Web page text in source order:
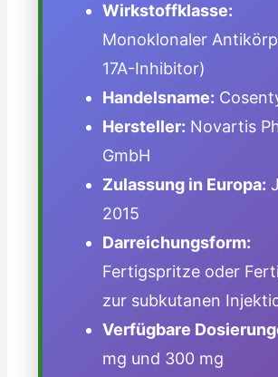
Wirkstoffklasse:
Monoklonaler
17A-Inhibitor)
Handelsname:
Hersteller: Novartis
GmbH
Zulassung in Europa:
2015
Darreichungsform:
Fertigspritze oder
zur subkutanen
Verfügbare
mg und 300 mg